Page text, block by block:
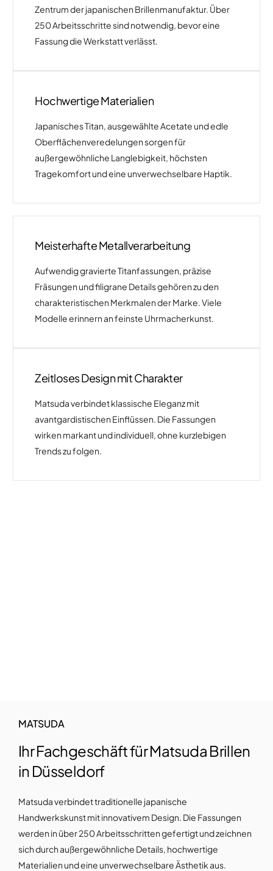
Zentrum der japanischen Brillenmanufaktur. Über
250 Arbeitsschritte sind notwendig, bevor eine
Fassung die Werkstatt verlässt.
Hochwertige Materialien
Japanisches Titan, ausgewählte Acetate und edle
Oberflächenveredelungen sorgen für
außergewöhnliche Langlebigkeit, höchsten
Tragekomfort und eine unverwechselbare Haptik.
Meisterhafte Metallverarbeitung
Aufwendig gravierte Titanfassungen, präzise
Fräsungen und filigrane Details gehören zu den
charakteristischen Merkmalen der Marke. Viele
Modelle erinnern an feinste Uhrmacherkunst.
Zeitloses Design mit Charakter
Matsuda verbindet klassische Eleganz mit
avantgardistischen Einflüssen. Die Fassungen
wirken markant und individuell, ohne kurzlebigen
Trends zu folgen.
MATSUDA
Ihr Fachgeschäft für Matsuda Brillen
in Düsseldorf
Matsuda verbindet traditionelle japanische
Handwerkskunst mit innovativem Design. Die Fassungen
werden in über 250 Arbeitsschritten gefertigt und zeichnen
sich durch außergewöhnliche Details, hochwertige
Materialien und eine unverwechselbare Ästhetik aus.